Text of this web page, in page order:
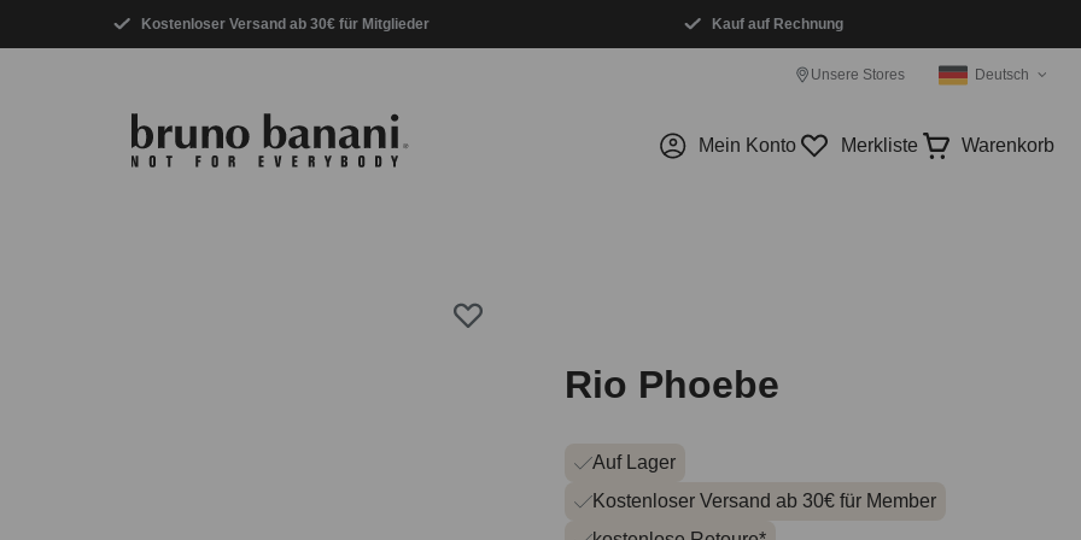
Kostenloser Versand ab 30€ für Mitglieder Kauf auf Rechnung
Unsere Stores Deutsch
Mein Konto Merkliste Warenkorb
Rio Phoebe
Auf Lager
Kostenloser Versand ab 30€ für Member